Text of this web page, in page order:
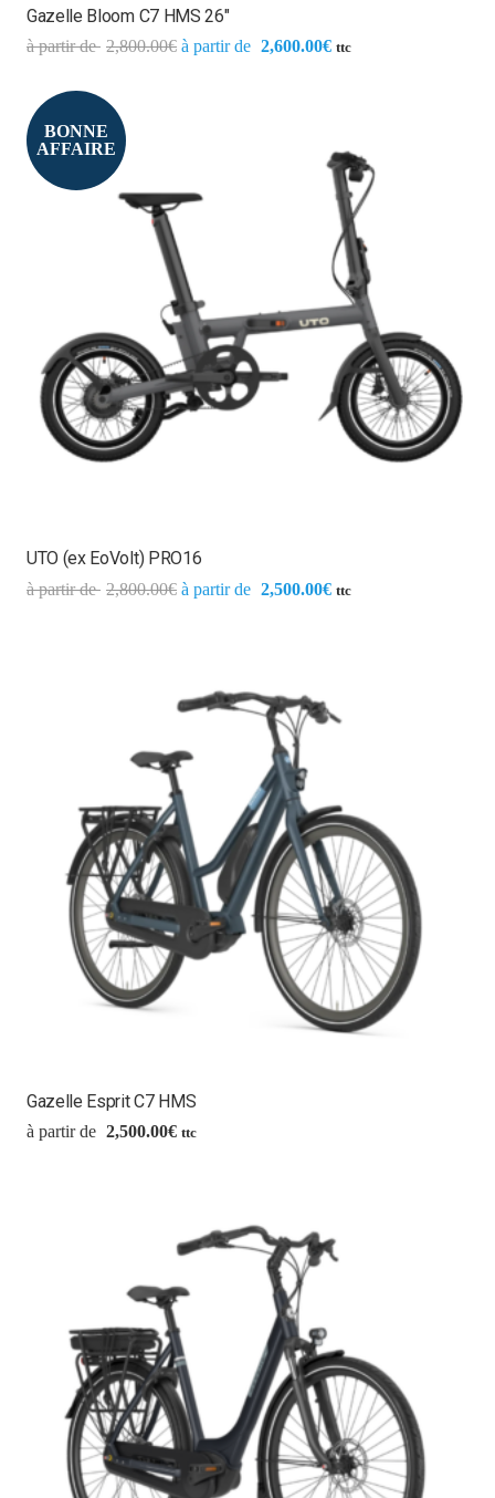
Gazelle Bloom C7 HMS 26″
2,800.00€ 2,600.00€ ttc
BONNE
AFFAIRE
UTO (ex EoVolt) PRO16
2,800.00€ 2,500.00€ ttc
Gazelle Esprit C7 HMS
2,500.00€ ttc